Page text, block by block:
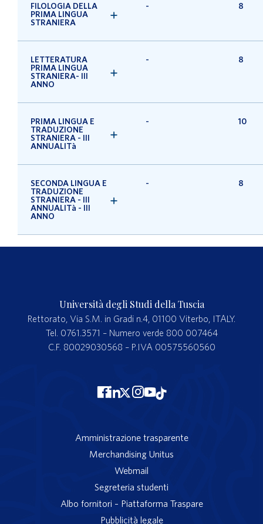
FILOLOGIA DELLA
PRIMA LINGUA
STRANIERA
- 8
LETTERATURA
PRIMA LINGUA
STRANIERA- III
ANNO
- 8
PRIMA LINGUA E
TRADUZIONE
STRANIERA - III
ANNUALITà
- 10
SECONDA LINGUA E
TRADUZIONE
STRANIERA - III
ANNUALITà - III
ANNO
- 8
Università degli Studi della Tuscia
Rettorato, Via S.M. in Gradi n.4, 01100 Viterbo, ITALY.
Tel. 0761.3571 – Numero verde 800 007464
C.F. 80029030568 – P.IVA 00575560560
Amministrazione trasparente
Merchandising Unitus
Webmail
Segreteria studenti
Albo fornitori – Piattaforma Traspare
Pubblicità legale